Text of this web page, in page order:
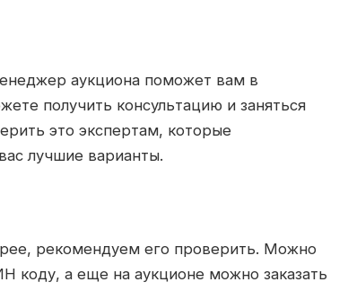
аукциона поможет вам в
получить консультацию и заняться
это экспертам, которые
лучшие варианты.
рекомендуем его проверить. Можно
коду, а еще на аукционе можно заказать